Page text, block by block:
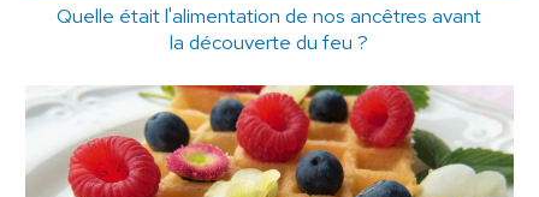
Quelle était l'alimentation de nos ancêtres avant
la découverte du feu ?